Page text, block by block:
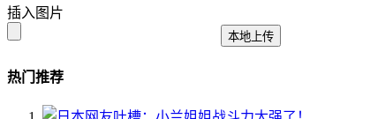
插入图片
本地上传
热门推荐